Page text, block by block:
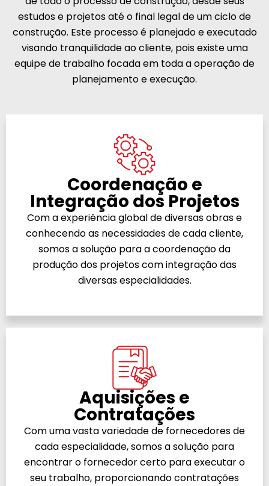
estudos e projetos até o final legal de um ciclo de
construção. Este processo é planejado e executado
visando tranquilidade ao cliente, pois existe uma
equipe de trabalho focada em toda a operação de
planejamento e execução.
Coordenação e
Integração dos Projetos
Com a experiência global de diversas obras e
conhecendo as necessidades de cada cliente,
somos a solução para a coordenação da
produção dos projetos com integração das
diversas especialidades.
Aquisições e
Contratações
Com uma vasta variedade de fornecedores de
cada especialidade, somos a solução para
encontrar o fornecedor certo para executar o
seu trabalho, proporcionando contratações